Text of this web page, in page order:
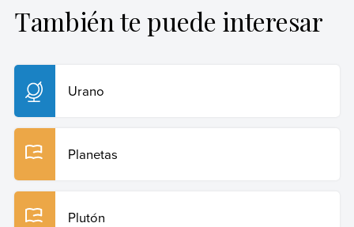
Sposob, Gustavo (27 de junio de 2025).Neptuno .
de 2026 de
Copiar cita
También te puede interesar
Urano
Planetas
Plutón